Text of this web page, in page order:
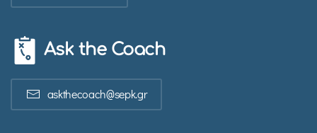
Ask the Coach
askthecoach@sepk.gr